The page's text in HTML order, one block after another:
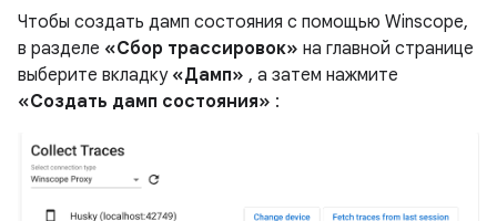
Чтобы создать дамп состояния с помощью Winscope,
в разделе «Сбор трассировок» на главной странице
выберите вкладку «Дамп» , а затем нажмите
«Создать дамп состояния» :